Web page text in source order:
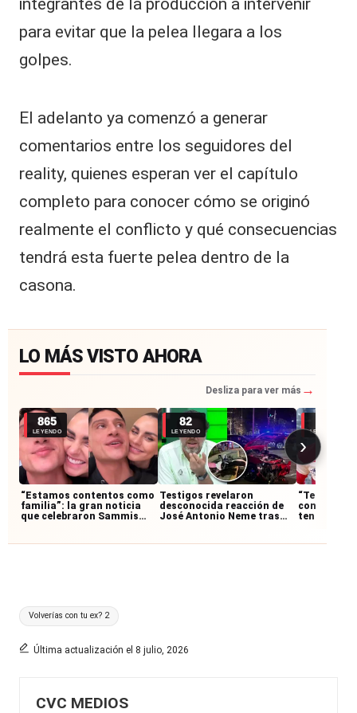
integrantes de la producción a intervenir
para evitar que la pelea llegara a los
golpes.
El adelanto ya comenzó a generar
comentarios entre los seguidores del
reality, quienes esperan ver el capítulo
completo para conocer cómo se originó
realmente el conflicto y qué consecuencias
tendrá esta fuerte pelea dentro de la
casona.
LO MÁS VISTO AHORA
Desliza para ver más →
865
LEYENDO
“Estamos contentos como
familia”: la gran noticia
que celebraron Sammis
82
LEYENDO
Testigos revelaron
desconocida reacción de
José Antonio Neme tras
LEYENDO
“Te va a
tenso
›
Etiquetas:
Volverías con tu ex? 2
Última actualización el 8 julio, 2026
CVC MEDIOS